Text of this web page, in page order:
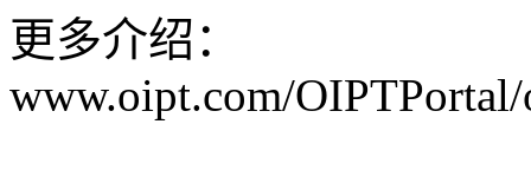
更多介绍：
www.oipt.com/